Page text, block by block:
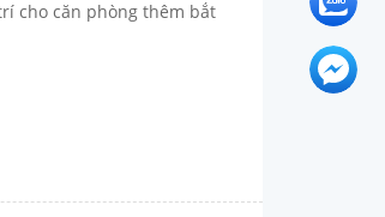
cho căn phòng thêm bắt